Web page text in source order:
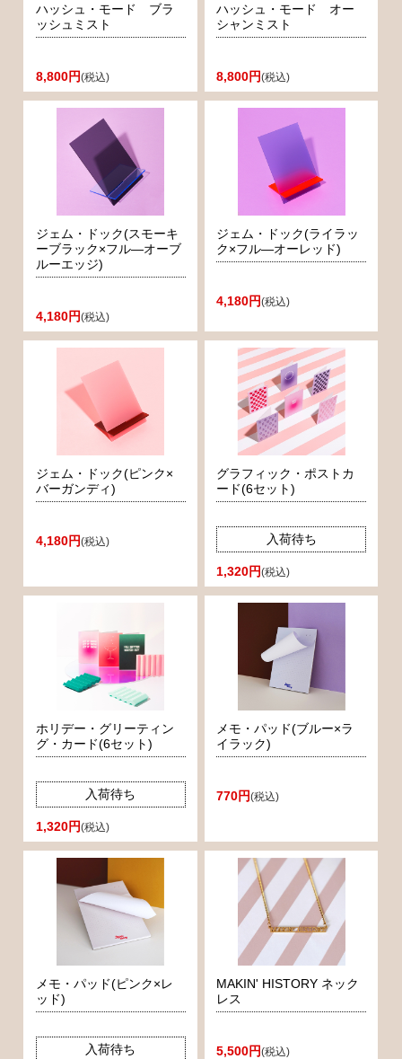
ハッシュ・モード ブラ
ッシュミスト
8,800円(税込)
ハッシュ・モード オー
シャンミスト
8,800円(税込)
ジェム・ドック(スモーキ
ーブラック×フル―オーブ
ルーエッジ)
4,180円(税込)
ジェム・ドック(ライラッ
ク×フル―オーレッド)
4,180円(税込)
ジェム・ドック(ピンク×
バーガンディ)
4,180円(税込)
グラフィック・ポストカ
ード(6セット)
入荷待ち
1,320円(税込)
ホリデー・グリーティン
グ・カード(6セット)
入荷待ち
1,320円(税込)
メモ・パッド(ブルー×ラ
イラック)
770円(税込)
メモ・パッド(ピンク×レ
ッド)
入荷待ち
MAKIN' HISTORY ネック
レス
5,500円(税込)